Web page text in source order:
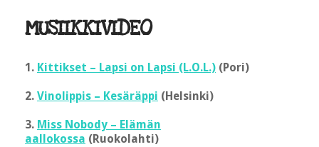
MUSIIKKIVIDEO
1. Kittikset – Lapsi on Lapsi (L.O.L.) (Pori)
2. Vinolippis – Kesäräppi (Helsinki)
3. Miss Nobody – Elämän
aallokossa (Ruokolahti)